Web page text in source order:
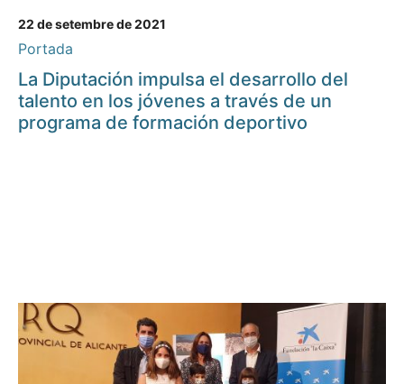
22 de setembre de 2021
Portada
La Diputación impulsa el desarrollo del
talento en los jóvenes a través de un
programa de formación deportivo